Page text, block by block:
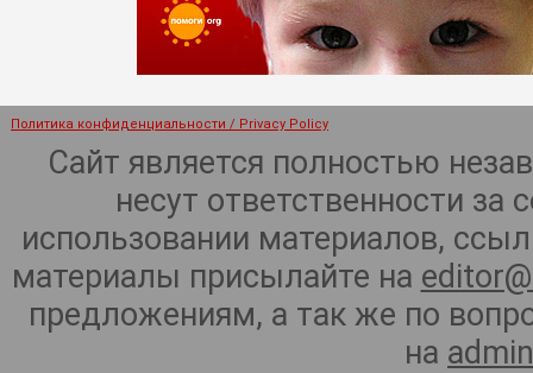
Политика конфиденциальности / Privacy Policy
Сайт является полностью
несут ответственности
использовании материалов,
материалы присылайте на
предложениям, а так же по
на